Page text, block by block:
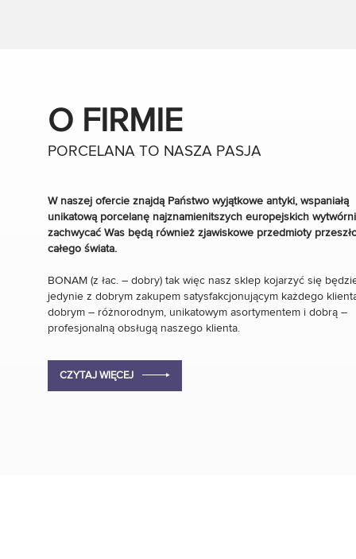
O FIRMIE
PORCELANA TO NASZA PASJA
W naszej ofercie znajdą Państwo wyjątkowe antyki, wspaniałą
unikatową porcelanę najznamienitszych europejskich
zachwycać Was będą również zjawiskowe przedmioty
całego świata.
BONAM (z łac. – dobry) tak więc nasz sklep kojarzyć się
jedynie z dobrym zakupem satysfakcjonującym każdego
dobrym – różnorodnym, unikatowym asortymentem i dobrą –
profesjonalną obsługą naszego klienta.
CZYTAJ WIĘCEJ